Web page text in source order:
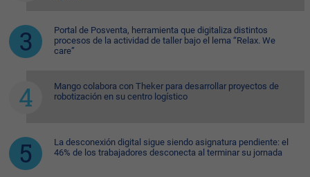
Portal de Posventa, herramienta que digitaliza distintos
procesos de la actividad de taller bajo el lema “Relax. We
care”
Mango colabora con Theker para desarrollar proyectos de
robotización en su centro logístico
La desconexión digital sigue siendo asignatura pendiente: el
46% de los trabajadores desconecta al terminar su jornada